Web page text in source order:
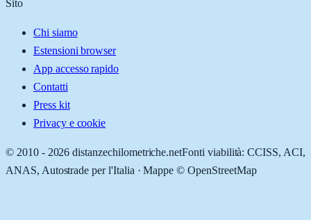
Sito
Chi siamo
Estensioni browser
App accesso rapido
Contatti
Press kit
Privacy e cookie
© 2010 - 2026 distanzechilometriche.netFonti viabilità: CCISS, ACI,
ANAS, Autostrade per l'Italia · Mappe © OpenStreetMap